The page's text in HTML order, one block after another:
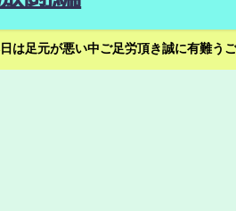
足元が悪い中ご足労頂き誠に有難うご